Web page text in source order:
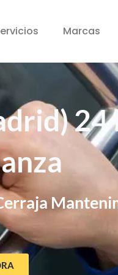
Marcas
24